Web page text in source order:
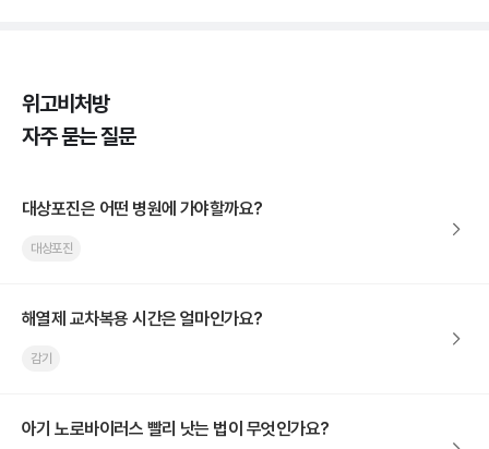
위고비처방
자주 묻는 질문
대상포진은 어떤 병원에 가야할까요?
대상포진
해열제 교차복용 시간은 얼마인가요?
감기
아기 노로바이러스 빨리 낫는 법이 무엇인가요?